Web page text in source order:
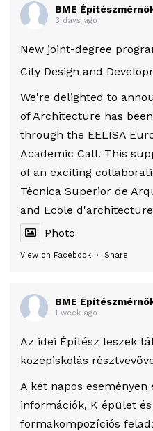
BME
3 days ago
New joint-degree
City Design and
We're delighted to
of Architecture has
through the EELISA
Academic Call. This
of an exciting
Técnica Superior de
and Ecole
Photo
View on Facebook · Share
BME
1 week ago
Az idei Építész leszek
középiskolás
A két napos eseményen
információk, K épület
formakompozíciós